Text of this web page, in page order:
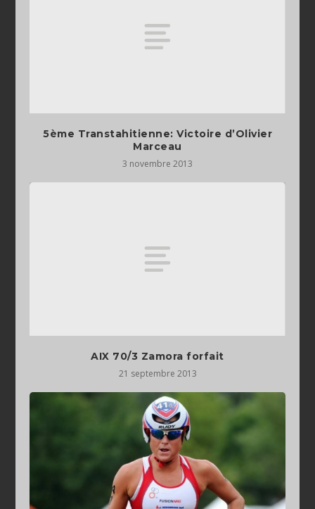
5ème Transtahitienne: Victoire d’Olivier
Marceau
3 novembre 2013
AIX 70/3 Zamora forfait
21 septembre 2013